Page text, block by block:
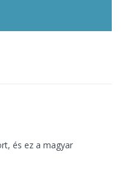
és ez a magyar